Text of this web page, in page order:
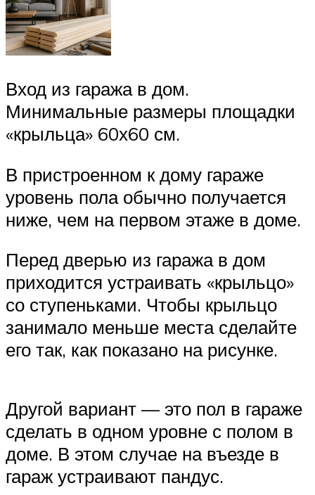
Вход из гаража в дом.
Минимальные размеры площадки
«крыльца» 60х60 см.
В пристроенном к дому гараже
уровень пола обычно получается
ниже, чем на первом этаже в доме.
Перед дверью из гаража в дом
приходится устраивать «крыльцо»
со ступеньками. Чтобы крыльцо
занимало меньше места сделайте
его так, как показано на рисунке.
Другой вариант — это пол в гараже
сделать в одном уровне с полом в
доме. В этом случае на въезде в
гараж устраивают пандус.